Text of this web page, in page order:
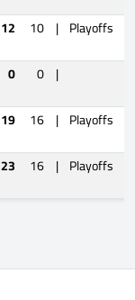
12 10 | Playoffs
0 0 |
19 16 | Playoffs
23 16 | Playoffs